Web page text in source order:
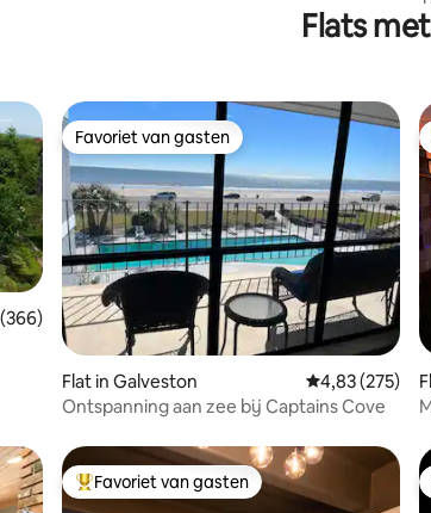
Flats
beoordeling van 4,92 op 5, 366 recensies
Favoriet van gasten
Favoriet van gasten
Flat in Galveston Gemiddelde
4,83 (275)
Ontspanning aan zee bij Captains Cove
Topfavoriet van gasten
Favoriet van gasten